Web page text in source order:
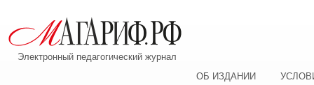
Электронный педагогический журнал
ОБ ИЗДАНИИ